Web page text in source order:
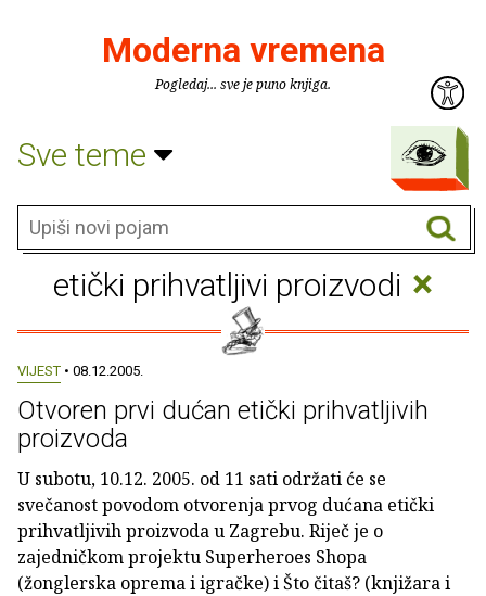
Moderna vremena
Pogledaj... sve je puno knjiga.
Sve teme
etički prihvatljivi proizvodi ×
VIJEST • 08.12.2005.
Otvoren prvi dućan etički prihvatljivih
proizvoda
U subotu, 10.12. 2005. od 11 sati održati će se
svečanost povodom otvorenja prvog dućana etički
prihvatljivih proizvoda u Zagrebu. Riječ je o
zajedničkom projektu Superheroes Shopa
(žonglerska oprema i igračke) i Što čitaš? (knjižara i